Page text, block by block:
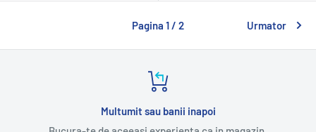
Pagina 1 / 2 Urmator
Multumit sau banii inapoi